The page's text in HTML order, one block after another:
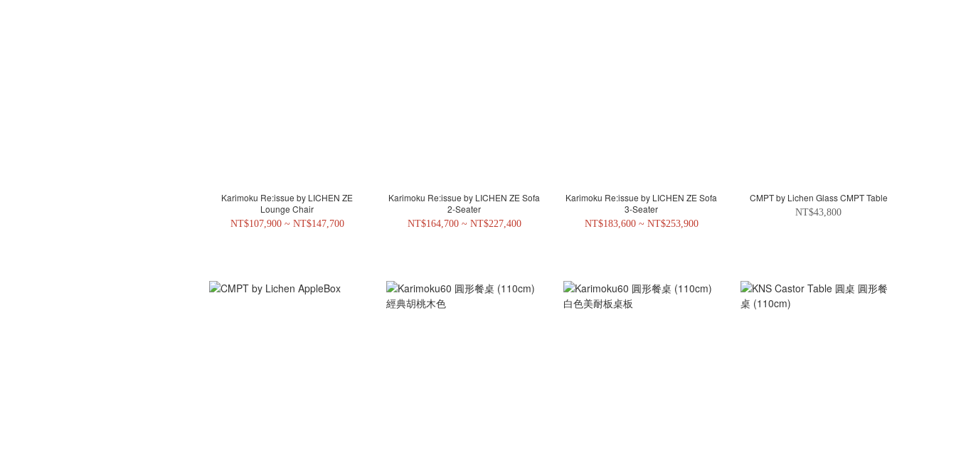
Karimoku Re:issue by LICHEN ZE
Lounge Chair
NT$107,900 ~ NT$147,700
Karimoku Re:issue by LICHEN ZE Sofa
2-Seater
NT$164,700 ~ NT$227,400
Karimoku Re:issue by LICHEN ZE Sofa
3-Seater
NT$183,600 ~ NT$253,900
CMPT by Lichen Glass CMPT Table
NT$43,800